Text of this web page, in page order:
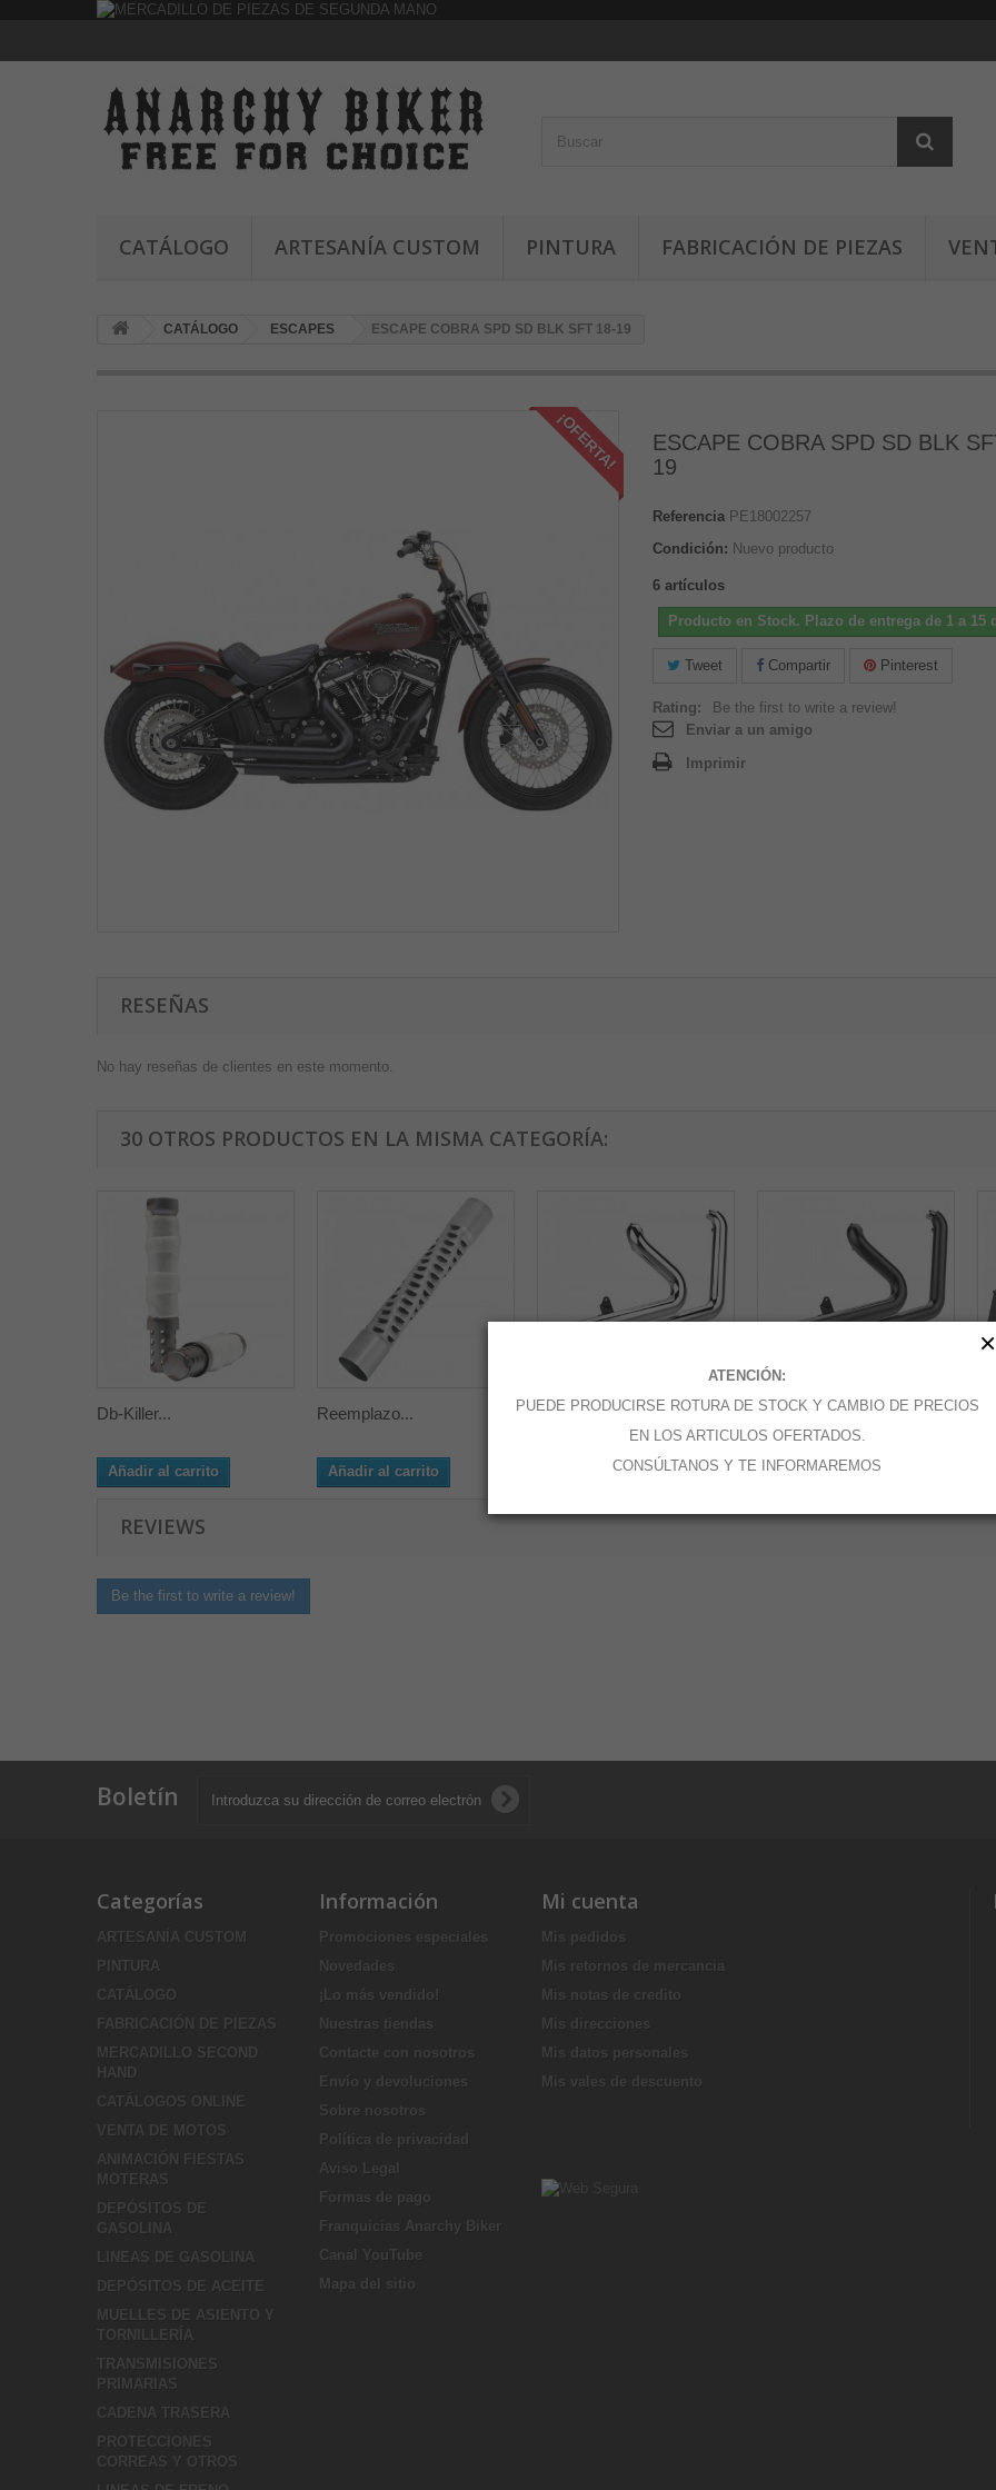
CATÁLOGO ARTESANÍA CUSTOM PINTURA FABRICACIÓN DE PIEZAS
CATÁLOGO ESCAPES ESCAPE COBRA SPD SD BLK SFT 18-19
¡OFERTA!
ESCAPE COBRA SPD SD BLK
19
Referencia PE18002257
Condición: Nuevo producto
6 artículos
Producto en Stock. Plazo de entrega de 1 a 15
Tweet Compartir Pinterest
Rating:
Be the first to write a review!
Enviar a un amigo
Imprimir
RESEÑAS
No hay reseñas de clientes en este momento.
30 OTROS PRODUCTOS EN LA MISMA CATEGORÍA:
Db-Killer...
Añadir al carrito
Reemplazo...
Añadir al carrito
Sistemas de...
Añadir al carrito
Sistemas de...
Añadir al carrito
REVIEWS
Be the first to write a review!
Boletín
Categorías
ARTESANÍA CUSTOM
PINTURA
CATÁLOGO
FABRICACIÓN DE PIEZAS
MERCADILLO SECOND
HAND
CATÁLOGOS ONLINE
VENTA DE MOTOS
ANIMACIÓN FIESTAS
MOTERAS
DEPÓSITOS DE
GASOLINA
LINEAS DE GASOLINA
DEPÓSITOS DE ACEITE
MUELLES DE ASIENTO Y
TORNILLERÍA
TRANSMISIONES
PRIMARIAS
CADENA TRASERA
PROTECCIONES
CORREAS Y OTROS
Información
Promociones especiales
Novedades
¡Lo más vendido!
Nuestras tiendas
Contacte con nosotros
Envío y devoluciones
Sobre nosotros
Política de privacidad
Aviso Legal
Formas de pago
Franquicias Anarchy Biker
Canal YouTube
Mapa del sitio
Mi cuenta
Mis pedidos
Mis retornos de mercancia
Mis notas de credito
Mis direcciones
Mis datos personales
Mis vales de descuento
ATENCIÓN:
PUEDE PRODUCIRSE ROTURA DE STOCK Y CAMBIO DE PRECIOS
EN LOS ARTICULOS OFERTADOS.
CONSÚLTANOS Y TE INFORMAREMOS
×